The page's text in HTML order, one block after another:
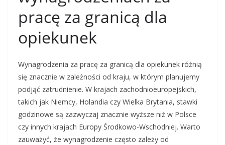
pracę za granicą dla
opiekunek
Wynagrodzenia za pracę za granicą dla opiekunek różnią
się znacznie w zależności od kraju, w którym planujemy
podjąć zatrudnienie. W krajach zachodnioeuropejskich,
takich jak Niemcy, Holandia czy Wielka Brytania, stawki
godzinowe są zazwyczaj znacznie wyższe niż w Polsce
czy innych krajach Europy Środkowo-Wschodniej. Warto
zauważyć, że wynagrodzenie często zależy od